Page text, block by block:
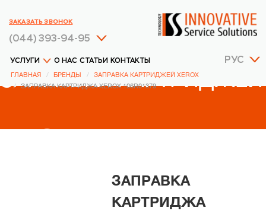
РУС
УСЛУГИ О НАС СТАТЬИ КОНТАКТЫ
(044) 393-94-95
ЗАКАЗАТЬ ЗВОНОК
ГЛАВНАЯ БРЕНДЫ
ЗАПРАВКА КАРТРИДЖЕЙ XEROX
ЗАПРАВКА КАРТРИДЖА XEROX 106R01379
ЗАПРАВКА КАРТРИДЖЕЙ
XEROX
ЗАПРАВКА
КАРТРИДЖА